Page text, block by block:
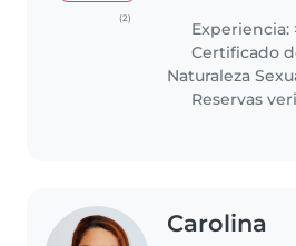
(2)
las edades,
escolares.
estudiando
de contar..
Experiencia:
Certificado
Naturaleza
Reservas
Carolina